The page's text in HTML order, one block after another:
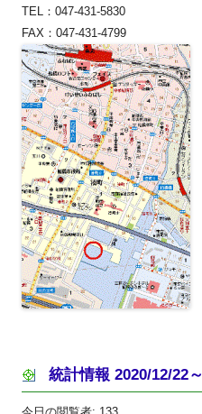
TEL：047-431-5830
FAX：047-431-4799
統計情報 2020/12/22～